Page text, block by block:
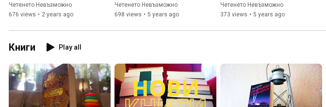
Icehard | Книжната
империя #13
Четенето Невъзможно
676 views • 2 years ago
Aya) | Книжната империя
#12
Четенето Невъзможно
698 views • 5 years ago
Четенето Невъзможно
373 views • 5 years ago
Книги Play all